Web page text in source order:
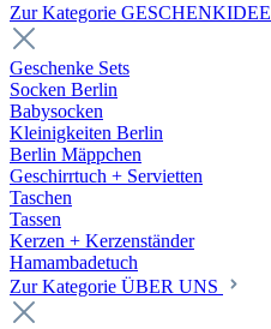
Zur Kategorie GESCHENKIDEE
Geschenke Sets
Socken Berlin
Babysocken
Kleinigkeiten Berlin
Berlin Mäppchen
Geschirrtuch + Servietten
Taschen
Tassen
Kerzen + Kerzenständer
Hamambadetuch
Zur Kategorie ÜBER UNS